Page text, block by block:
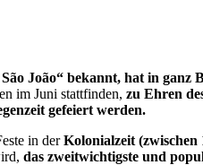
João“ bekannt, hat in
im Juni stattfinden, zu Ehren
gefeiert werden.
in derKolonialzeit (zwischen
das zweitwichtigste und